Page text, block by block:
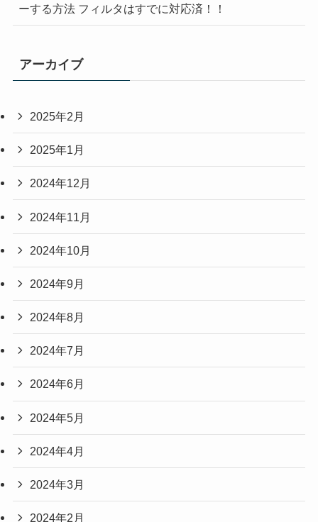
ーする方法 フィルタはすでに対応済！！
アーカイブ
2025年2月
2025年1月
2024年12月
2024年11月
2024年10月
2024年9月
2024年8月
2024年7月
2024年6月
2024年5月
2024年4月
2024年3月
2024年2月